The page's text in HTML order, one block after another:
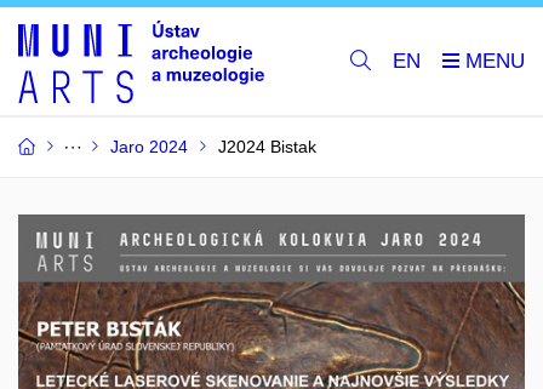
EN
Jaro 2024 J2024 Bistak